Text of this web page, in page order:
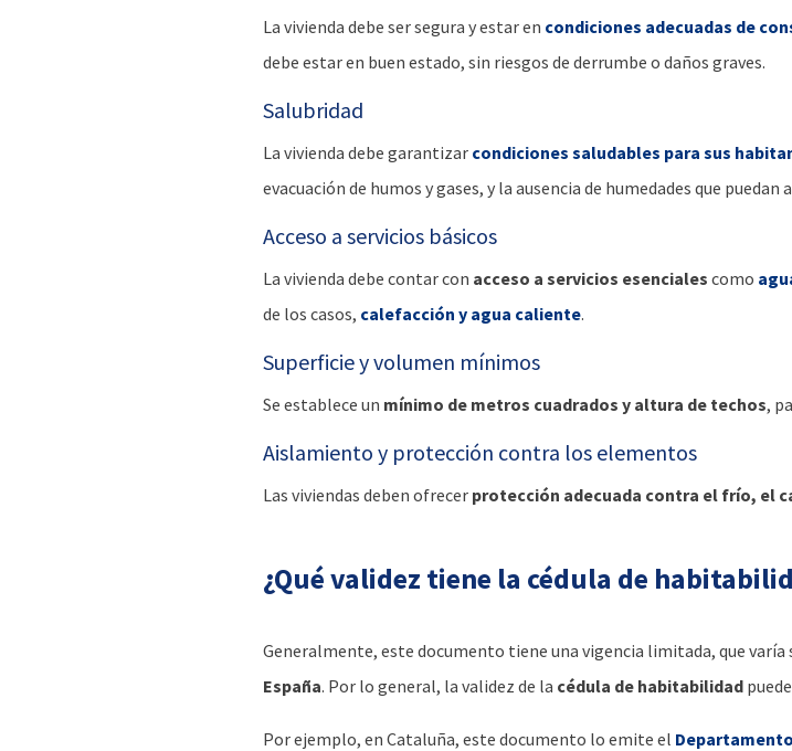
La vivienda debe ser segura y estar en condiciones adecuadas de
debe estar en buen estado, sin riesgos de derrumbe o daños graves.
Salubridad
La vivienda debe garantizar condiciones saludables para sus
evacuación de humos y gases, y la ausencia de humedades que puedan
Acceso a servicios básicos
La vivienda debe contar con acceso a servicios esenciales como
de los casos, calefacción y agua caliente.
Superficie y volumen mínimos
Se establece un mínimo de metros cuadrados y altura de techos,
Aislamiento y protección contra los elementos
Las viviendas deben ofrecer protección adecuada contra el frío, el
¿Qué validez tiene la cédula de
Generalmente, este documento tiene una vigencia limitada, que varía
España. Por lo general, la validez de la cédula de habitabilidadpuede
Por ejemplo, en Cataluña, este documento lo emite el